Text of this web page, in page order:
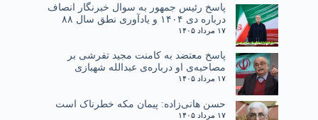
پاسخ رئیس جمهور به سوال خبرنگار انصاف
درباره دی ۱۴۰۴ و یادآوری نطق سال ۸۸
۱۷ مرداد ۱۴۰۵
پاسخ معتضد به کامنت مجید تفرشی بر
مصاحبه‌ی او درباره‌ی عبدالله شهبازی
۱۷ مرداد ۱۴۰۵
حسن هانی‌زاده: پیمان مکه خطرناک است
۱۷ مرداد ۱۴۰۵